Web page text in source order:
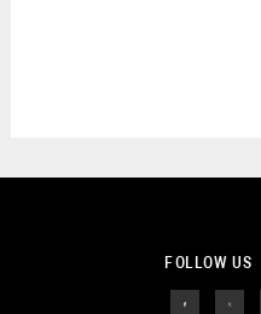
FOLLOW US